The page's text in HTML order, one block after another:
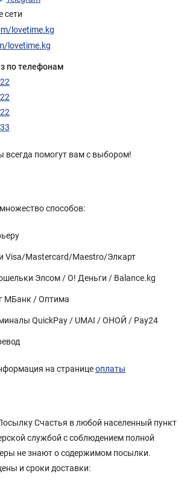
сети
lovetime.kg
lovetime.kg
по телефонам
всегда помогут вам с выбором!
способов:
Visa/Mastercard/Maestro/Элкарт
Элсом / О! Деньги / Balance.kg
МБанк / Оптима
QuickPay / UMAI / ОНОЙ / Pay24
на страницеоплаты
Счастья в любой населенный пункт
службой с соблюдением полной
не знают о содержимом посылки.
и сроки доставки: